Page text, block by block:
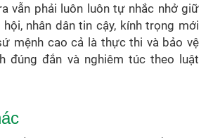
vẫn phải luôn luôn tự nhắc nhở giữ
nhân dân tin cậy, kính trọng mới
mệnh cao cả là thực thi và bảo vệ
đúng đắn và nghiêm túc theo luật